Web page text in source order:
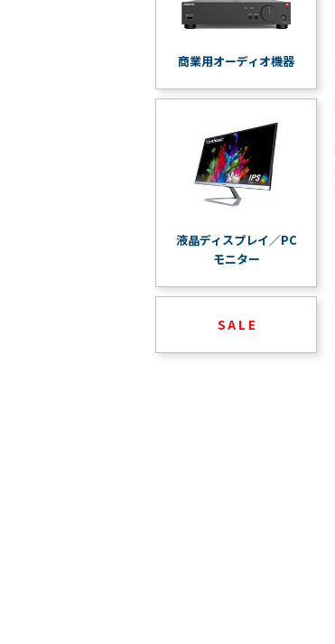
商業用オーディオ機器
液晶ディスプレイ／PC
モニター
S A L E